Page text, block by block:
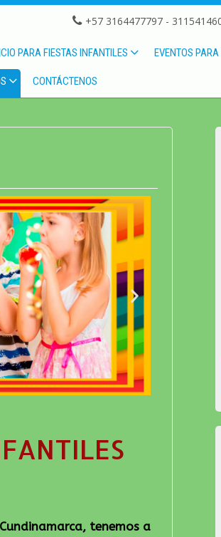
+57 3164477797 -
PARA FIESTAS INFANTILES EVENTOS
CONTÁCTENOS
tenemos a